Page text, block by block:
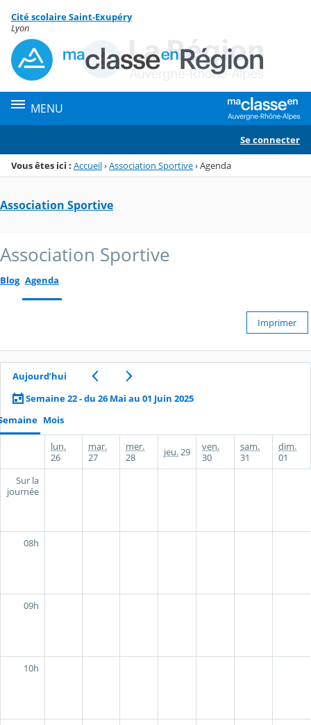
Menu de la rubrique
Contenu
Cité scolaire Saint-Exupéry
Lyon
MENU
Se connecter
Vous êtes ici : Accueil›Association Sportive›Agenda
Association Sportive
Association Sportive
Blog Agenda
Imprimer
Aujourd’hui
Semaine 22 - du 26 Mai au 01 Juin 2025
Mois
lun.
26
mar.
27
mer.
28
jeu. 29
ven.
30
sam.
31
dim.
01
Sur la
journée
08h
09h
10h